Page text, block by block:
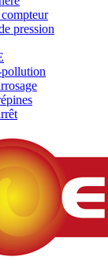
pression